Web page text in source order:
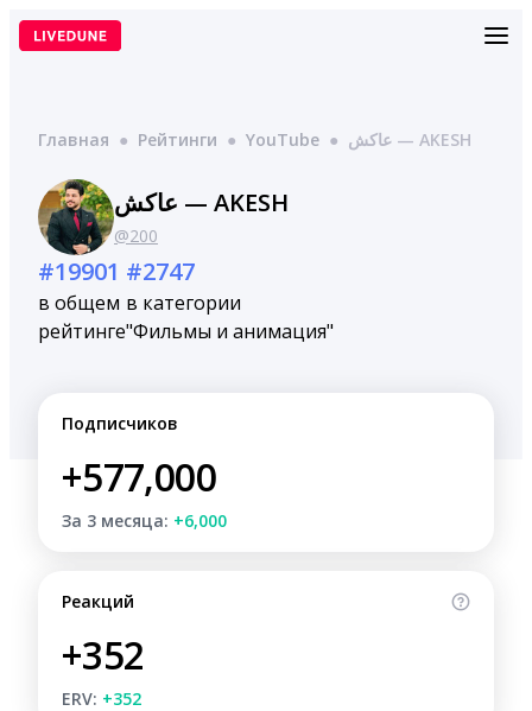
Перейти
Главная ● Рейтинги ● YouTube ● عاكش — AKESH
عاكش — AKESH
@200
#19901
в общем
рейтинге
#2747
в категории
"Фильмы и анимация"
Подписчиков
+577,000
За 3 месяца: +6,000
Реакций
+352
ERV: +352